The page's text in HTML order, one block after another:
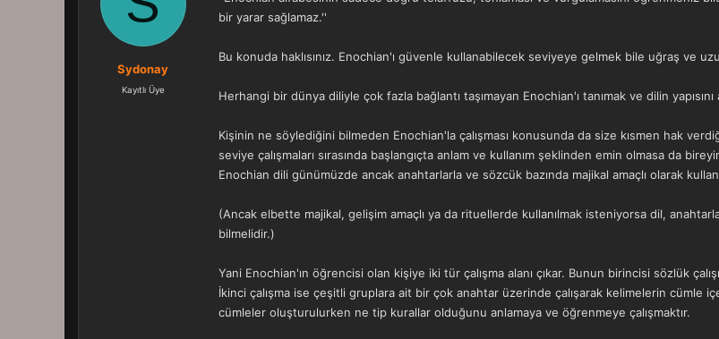
Sydonay
Kayıtlı Üye
bir yarar sağlamaz.''
Bu konuda haklısınız. Enochian'ı güvenle kullanabilecek seviyeye gelmek bile uğraş ve
Herhangi bir dünya diliyle çok fazla bağlantı taşımayan Enochian'ı tanımak ve dilin
Kişinin ne söylediğini bilmeden Enochian'la çalışması konusunda da size kısmen hak
seviye çalışmaları sırasında başlangıçta anlam ve kullanım şeklinden emin olmasa da
Enochian dili günümüzde ancak anahtarlarla ve sözcük bazında majikal amaçlı olarak
(Ancak elbette majikal, gelişim amaçlı ya da rituellerde kullanılmak isteniyorsa dil,
bilmelidir.)
Yani Enochian'ın öğrencisi olan kişiye iki tür çalışma alanı çıkar. Bunun birincisi sözlük
İkinci çalışma ise çeşitli gruplara ait bir çok anahtar üzerinde çalışarak kelimelerin cümle
cümleler oluşturulurken ne tip kurallar olduğunu anlamaya ve öğrenmeye çalışmaktır.